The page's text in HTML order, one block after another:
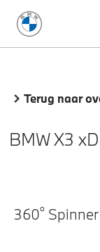
Terug naar
BMW X3
360o Spinner